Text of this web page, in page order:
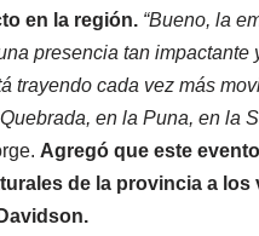
en la región. “Bueno, la
presencia tan
trayendo cada vez más
en la Puna, en la
Agregó que este
de la provincia a